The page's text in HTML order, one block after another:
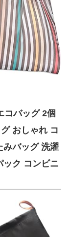
バッグ 2個
おしゃれ コ
みバッグ 洗濯
ック コンビニ